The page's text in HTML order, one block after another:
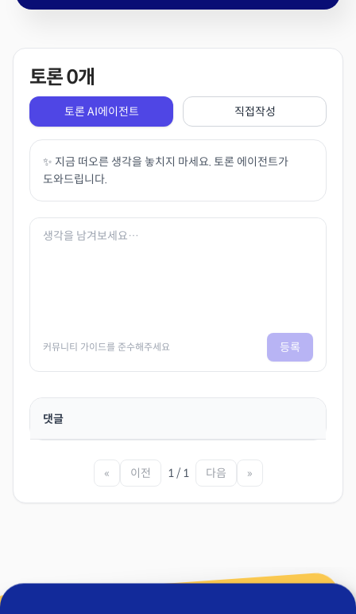
토론0개
토론 AI에이전트 직접작성
✨ 지금 떠오른 생각을 놓치지 마세요. 토론 에이전트가
도와드립니다.
커뮤니티 가이드를 준수해주세요 등록
댓글
« 이전 1 / 1 다음 »